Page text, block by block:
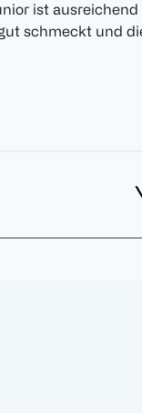
ist ausreichend
schmeckt und